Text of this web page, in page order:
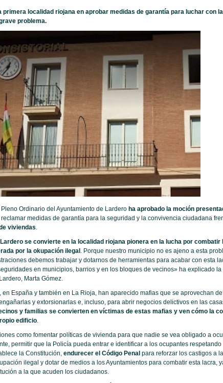
primera localidad riojana en aprobar medidas de garantía para luchar con
problema.
Ordinario del Ayuntamiento de Lardero ha aprobado la moción
medidas de garantía para la seguridad y la convivencia ciudadana
viviendas.
Lardero se convierte en la localidad riojana pionera en la lucha por combatir
por la okupación ilegal . Porque nuestro municipio no es ajeno a esta
debemos trabajar y dotarnos de herramientas para acabar con esta
en municipios, barrios y en los bloques de vecinos» ha explicado
Marta Gómez.
en España y también en La Rioja, han aparecido mafias que se aprovechan
y extorsionarlas e, incluso, para abrir negocios delictivos en las
y familias se convierten en víctimas de estas mafias y ven cómo la
edificio.
como fomentar políticas de vivienda para que nadie se vea obligado a
permitir que la Policía pueda entrar e identificar a los ocupantes respetando
la Constitución, endurecer el Código Penal para reforzar los castigos a
ilegal y dotar de medios a los Ayuntamientos para combatir esta lacra,
a la que acuden los ciudadanos.